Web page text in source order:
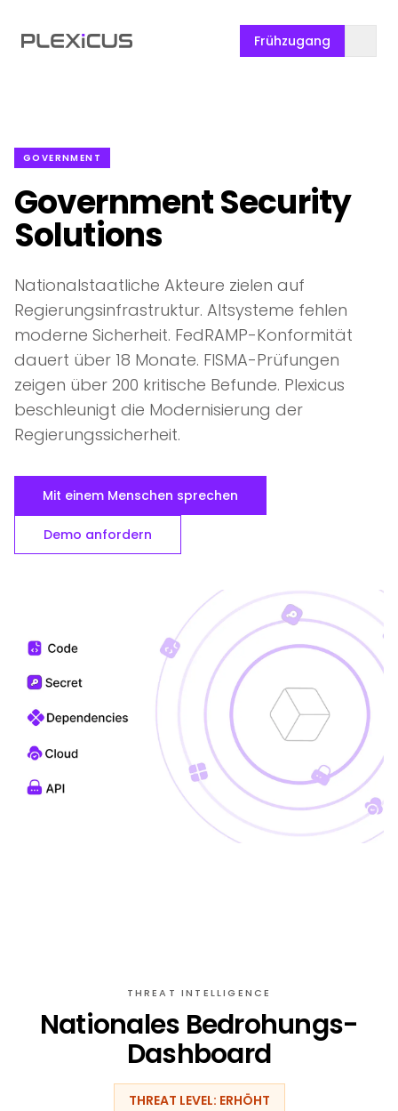
Frühzugang
GOVERNMENT
Government Security
Solutions
Nationalstaatliche Akteure zielen auf
Regierungsinfrastruktur. Altsysteme fehlen
moderne Sicherheit. FedRAMP-Konformität
dauert über 18 Monate. FISMA-Prüfungen
zeigen über 200 kritische Befunde. Plexicus
beschleunigt die Modernisierung der
Regierungssicherheit.
Mit einem Menschen sprechen
Demo anfordern
THREAT INTELLIGENCE
Nationales Bedrohungs-
Dashboard
THREAT LEVEL: ERHÖHT